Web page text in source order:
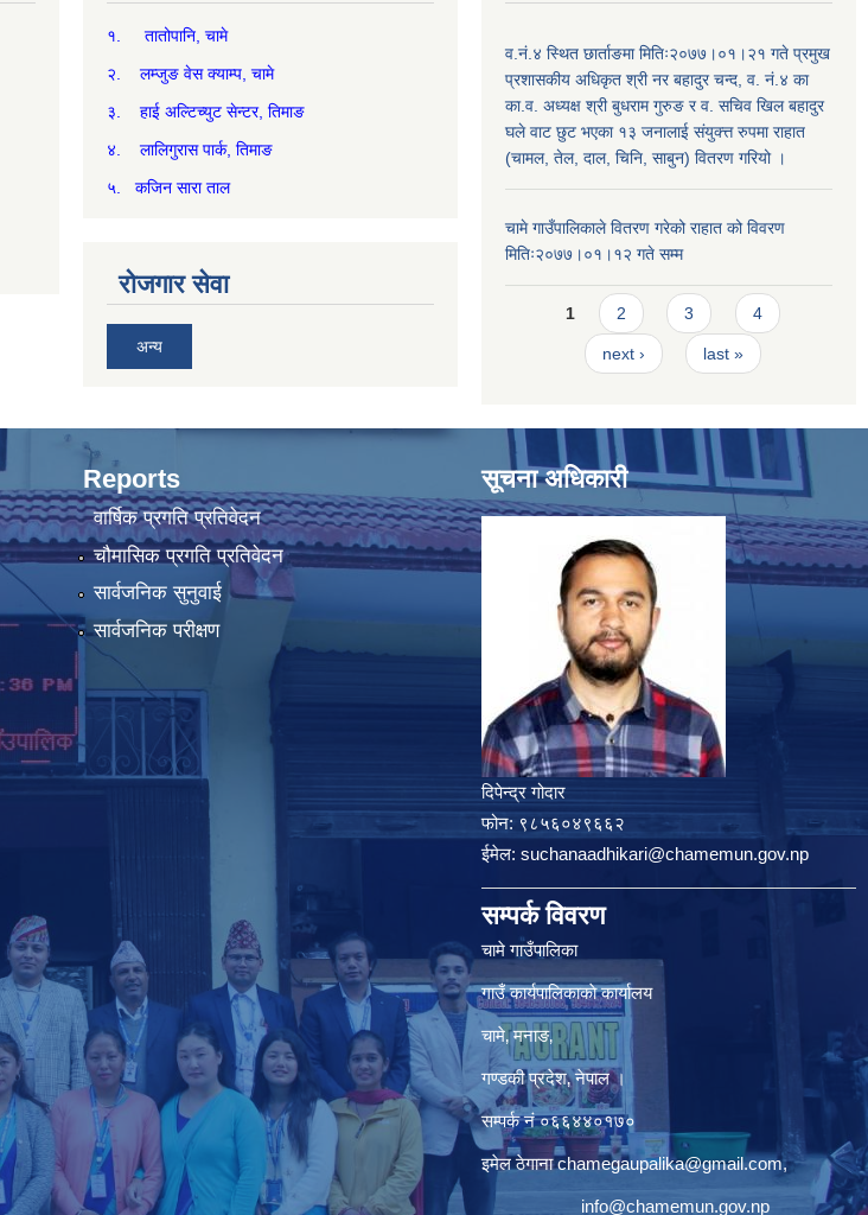
१. तातोपानि, चामे
२. लम्जुङ वेस क्याम्प, चामे
३. हाई अल्टिच्युट सेन्टर, तिमाङ
४. लालिगुरास पार्क, तिमाङ
५. कजिन सारा ताल
रोजगार सेवा
अन्य
व.नं.४ स्थित छार्ताङमा मितिः२०७७।०१।२१ गते प्रमुख
प्रशासकीय अधिकृत श्री नर बहादुर चन्द, व. नं.४ का
का.व. अध्यक्ष श्री बुधराम गुरुङ र व. सचिव खिल बहादुर
घले वाट छुट भएका १३ जनालाई संयुक्त्त रुपमा राहात
(चामल, तेल, दाल, चिनि, साबुन) वितरण गरियो ।
चामे गाउँपालिकाले वितरण गरेको राहात को विवरण
मितिः२०७७।०१।१२ गते सम्म
Pages
1 2 3 4
next › last »
Reports
वार्षिक प्रगति प्रतिवेदन
चौमासिक प्रगति प्रतिवेदन
सार्वजनिक सुनुवाई
सार्वजनिक परीक्षण
सूचना अधिकारी
दिपेन्द्र गोदार
फोन: ९८५६०४९६६२
ईमेल: suchanaadhikari@chamemun.gov.np
सम्पर्क विवरण
चामे गाउँपालिका
गाउँ कार्यपालिकाकाे कार्यालय
चामे‚ मनाङ‚
गण्डकी प्रदेश‚ नेपाल ।
सम्पर्क न‌ं‍ ०६६४४०१७०
इमेल ठेगानाchamegaupalika@gmail.com,
info@chamemun.gov.np